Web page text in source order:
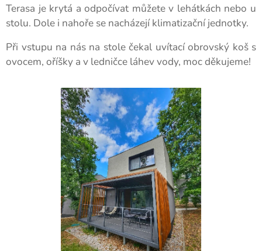
Terasa je krytá a odpočívat můžete v lehátkách nebo u
stolu. Dole i nahoře se nacházejí klimatizační jednotky.
Při vstupu na nás na stole čekal uvítací obrovský koš s
ovocem, oříšky a v ledničce láhev vody, moc děkujeme!